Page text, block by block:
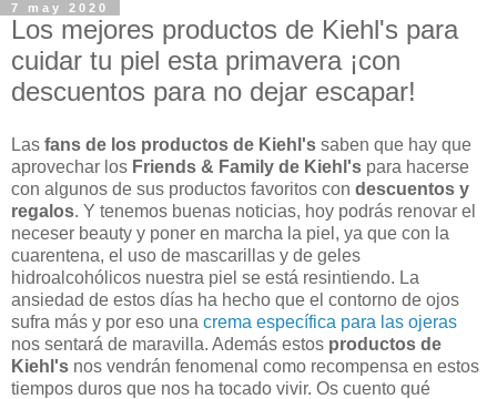
7 may 2020
Los mejores productos de Kiehl's para
cuidar tu piel esta primavera ¡con
descuentos para no dejar escapar!
Las fans de los productos de Kiehl's saben que hay que
aprovechar los Friends & Family de Kiehl's para hacerse
con algunos de sus productos favoritos con descuentos y
regalos. Y tenemos buenas noticias, hoy podrás renovar el
neceser beauty y poner en marcha la piel, ya que con la
cuarentena, el uso de mascarillas y de geles
hidroalcohólicos nuestra piel se está resintiendo. La
ansiedad de estos días ha hecho que el contorno de ojos
sufra más y por eso una crema específica para las ojeras
nos sentará de maravilla. Además estos productos de
Kiehl's nos vendrán fenomenal como recompensa en estos
tiempos duros que nos ha tocado vivir. Os cuento qué